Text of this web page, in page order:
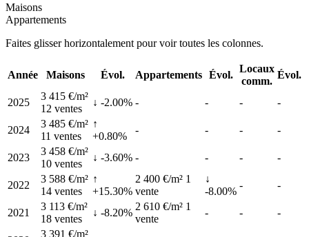
Maisons
Appartements
Faites glisser horizontalement pour voir toutes les colonnes.
Année Maisons Évol. Appartements Évol.
Locaux
comm.
Évol.
2025
3 415 €/m²
12 ventes
↓ -2.00% - - - -
2024
3 485 €/m²
11 ventes
↑
+0.80%
- - - -
2023
3 458 €/m²
10 ventes
↓ -3.60% - - - -
2022
3 588 €/m²
14 ventes
↑
+15.30%
2 400 €/m² 1
vente
↓
-8.00%
- -
2021
3 113 €/m²
18 ventes
↓ -8.20%
2 610 €/m² 1
vente
- - -
3 391 €/m²